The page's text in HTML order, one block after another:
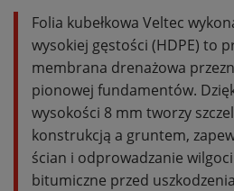
Folia kubełkowa Veltec
wysokiej gęstości (HDPE) to
membrana drenażowa
pionowej fundamentów.
wysokości 8 mm tworzy
konstrukcją a gruntem,
ścian i odprowadzanie
bitumiczne przed